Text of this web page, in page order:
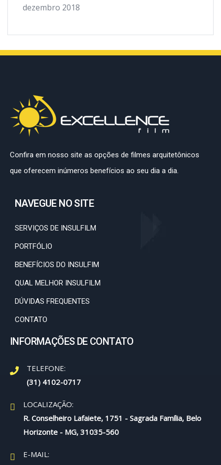
dezembro 2018
Confira em nosso site as opções de filmes arquitetônicos
que oferecem inúmeros benefícios ao seu dia a dia.
NAVEGUE NO SITE
SERVIÇOS DE INSULFILM
PORTFÓLIO
BENEFÍCIOS DO INSULFIM
QUAL MELHOR INSULFILM
DÚVIDAS FREQUENTES
CONTATO
INFORMAÇÕES DE CONTATO
TELEFONE:
(31) 4102-0717
LOCALIZAÇÃO:
R. Conselheiro Lafaiete, 1751 - Sagrada Família, Belo
Horizonte - MG, 31035-560
E-MAIL: